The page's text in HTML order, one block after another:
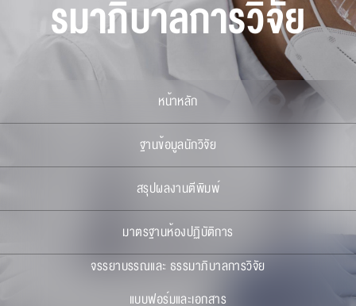
บริการวิชาการ
รมาภิบาลการวิจัย
หน้าหลัก
ฐานข้อมูลนักวิจัย
สรุปผลงานตีพิมพ์
มาตรฐานห้องปฏิบัติการ
จรรยาบรรณและ ธรรมาภิบาลการวิจัย
แบบฟอร์มและเอกสาร